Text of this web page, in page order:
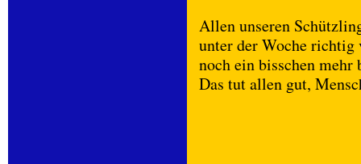
Allen unseren
unter der Woche
noch ein bisschen mehr
Das tut allen gut,